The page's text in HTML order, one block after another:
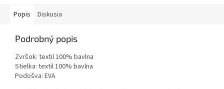
Popis Diskusia
Podrobný popis
Zvršok: textil 100% bavlna
Stielka: textil 100% bavlna
Podošva: EVA